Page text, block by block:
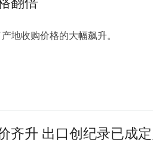
地收购价格的大幅飙升。
齐升 出口创纪录已成